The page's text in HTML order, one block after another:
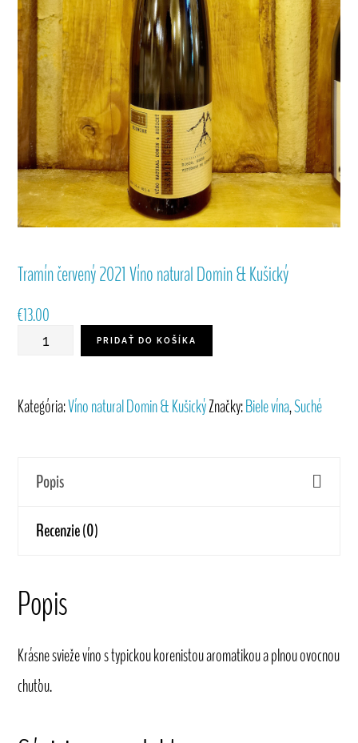
Tramín červený 2021 Víno natural Domin & Kušický
€13.00
množstvo
červený
natural
Domin
PRIDAŤ DO KOŠÍKA
Kategória:Víno natural Domin & KušickýZnačky:Biele vína,Suché
Popis
Recenzie (0)
Popis
Krásne svieže víno s typickou korenistou aromatikou a plnou ovocnou
chuťou.